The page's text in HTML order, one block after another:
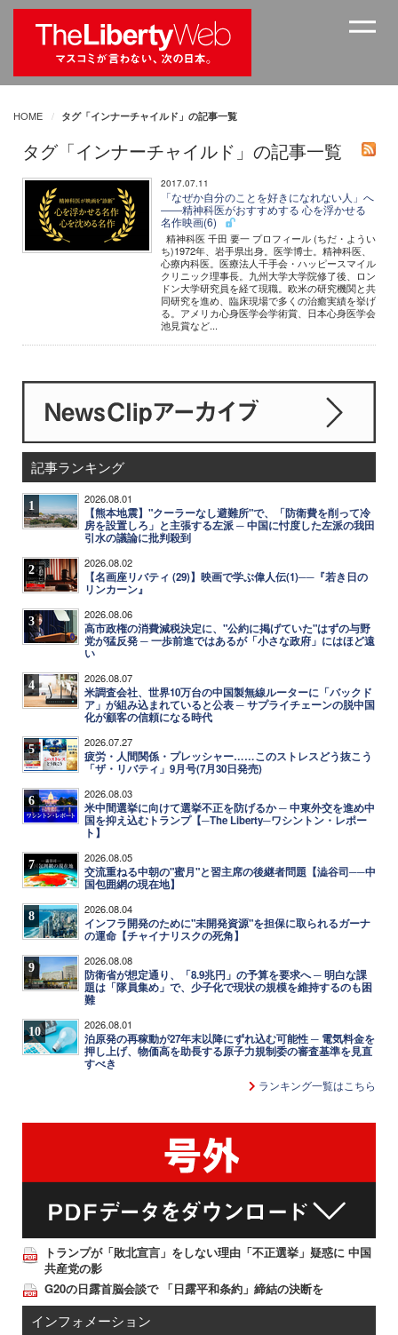
HOME タグ「インナーチャイルド」の記事一覧
タグ「インナーチャイルド」の記事一覧
2017.07.11
「なぜか自分のことを好きになれない人」へ
――精神科医がおすすめする 心を浮かせる
名作映画(6)
精神科医 千田 要一 プロフィール (ちだ・ようい
ち)1972年、岩手県出身。医学博士。精神科医、
心療内科医。医療法人千手会・ハッピースマイル
クリニック理事長。九州大学大学院修了後、ロン
ドン大学研究員を経て現職。欧米の研究機関と共
同研究を進め、臨床現場で多くの治癒実績を挙げ
る。アメリカ心身医学会学術賞、日本心身医学会
池見賞など...
記事ランキング
1 2026.08.01
【熊本地震】"クーラーなし避難所"で、「防衛費を削って冷
房を設置しろ」と主張する左派 ─ 中国に忖度した左派の我田
引水の議論に批判殺到
2 2026.08.02
【名画座リバティ (29)】映画で学ぶ偉人伝(1)──『若き日の
リンカーン』
3 2026.08.06
高市政権の消費減税決定に、"公約に掲げていた"はずの与野
党が猛反発 ─ 一歩前進ではあるが「小さな政府」にはほど遠
い
4 2026.08.07
米調査会社、世界10万台の中国製無線ルーターに「バックド
ア」が組み込まれていると公表 ─ サプライチェーンの脱中国
化が顧客の信頼になる時代
5 2026.07.27
疲労・人間関係・プレッシャー……このストレスどう抜こう
「ザ・リバティ」9月号(7月30日発売)
6 2026.08.03
米中間選挙に向けて選挙不正を防げるか ─ 中東外交を進め中
国を抑え込むトランプ【─The Liberty─ワシントン・レポー
ト】
7 2026.08.05
交流重ねる中朝の"蜜月"と習主席の後継者問題【澁谷司──中
国包囲網の現在地】
8 2026.08.04
インフラ開発のために"未開発資源"を担保に取られるガーナ
の運命【チャイナリスクの死角】
9 2026.08.08
防衛省が想定通り、「8.9兆円」の予算を要求へ ─ 明白な課
題は「隊員集め」で、少子化で現状の規模を維持するのも困
難
10 2026.08.01
泊原発の再稼動が27年末以降にずれ込む可能性 ─ 電気料金を
押し上げ、物価高を助長する原子力規制委の審査基準を見直
すべき
ランキング一覧はこちら
トランプが「敗北宣言」をしない理由「不正選挙」疑惑に 中国
共産党の影
G20の日露首脳会談で 「日露平和条約」締結の決断を
インフォメーション